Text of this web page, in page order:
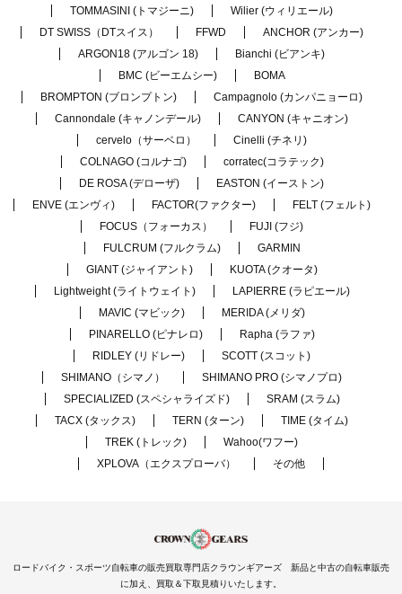
TOMMASINI (トマジーニ)
Wilier (ウィリエール)
DT SWISS（DTスイス）
FFWD
ANCHOR (アンカー)
ARGON18 (アルゴン 18)
Bianchi (ビアンキ)
BMC (ビーエムシー)
BOMA
BROMPTON (ブロンプトン)
Campagnolo (カンパニョーロ)
Cannondale (キャノンデール)
CANYON (キャニオン)
cervelo（サーベロ）
Cinelli (チネリ)
COLNAGO (コルナゴ)
corratec(コラテック)
DE ROSA (デローザ)
EASTON (イーストン)
ENVE (エンヴィ)
FACTOR(ファクター)
FELT (フェルト)
FOCUS（フォーカス）
FUJI (フジ)
FULCRUM (フルクラム)
GARMIN
GIANT (ジャイアント)
KUOTA (クオータ)
Lightweight (ライトウェイト)
LAPIERRE (ラピエール)
MAVIC (マビック)
MERIDA (メリダ)
PINARELLO (ピナレロ)
Rapha (ラファ)
RIDLEY (リドレー)
SCOTT (スコット)
SHIMANO（シマノ）
SHIMANO PRO (シマノプロ)
SPECIALIZED (スペシャライズド)
SRAM (スラム)
TACX (タックス)
TERN (ターン)
TIME (タイム)
TREK (トレック)
Wahoo(ワフー)
XPLOVA（エクスプローバ）
その他
ロードバイク・スポーツ自転車の販売買取専門店クラウンギアーズ 新品と中古の自転車販売
に加え、買取＆下取見積りいたします。